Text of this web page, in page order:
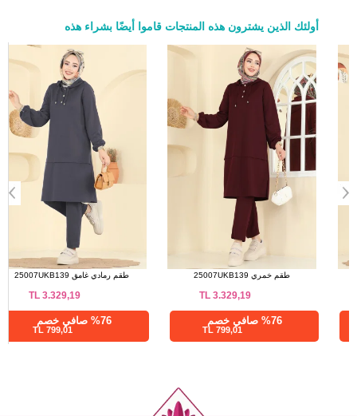
بنطلون مقاسات الحجم (سم)
الحجم
38
95
95
95
48
50
52
أولئك الذين يشترون هذه المنتجات قاموا أيضًا بشراء هذه
a>
طقم خمري 25007UKB139
3.329,19
TL
799,01 TL
طقم كحلي 25007UKB139
3.329,19
TL
799,01 TL